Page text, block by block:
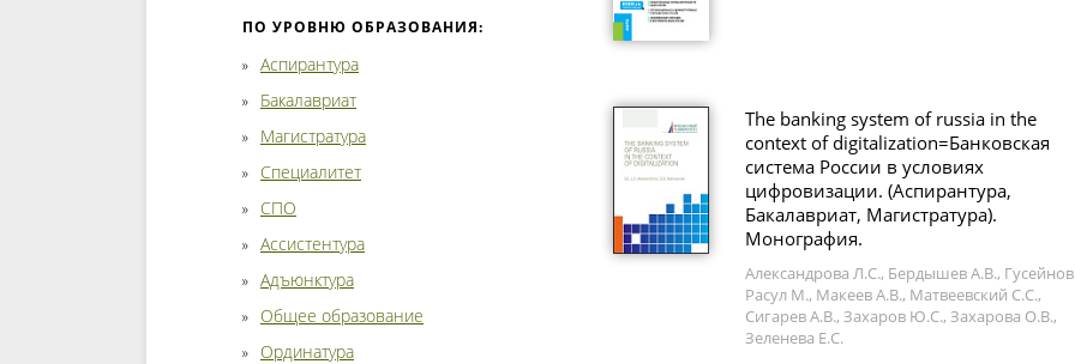
ПО УРОВНЮ ОБРАЗОВАНИЯ:
Аспирантура
Бакалавриат
Магистратура
Специалитет
СПО
Ассистентура
Адъюнктура
Общее образование
Ординатура
The banking system of russia in the
context of digitalization=Банковская
система России в условиях
цифровизации. (Аспирантура,
Бакалавриат, Магистратура).
Монография.
Александрова Л.С., Бердышев А.В., Гусейнов
Расул М., Макеев А.В., Матвеевский С.С.,
Сигарев А.В., Захаров Ю.С., Захарова О.В.,
Зеленева Е.С.